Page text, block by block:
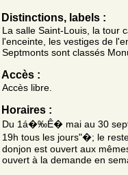
Distinctions, labels :
La salle Saint-Louis, la tour
l'enceinte, les vestiges de
Septmonts sont classés
Accès :
Accès libre.
Horaires :
Du 1á�‰Ê� mai au 30
19h tous les jours"�; le
donjon est ouvert aux
ouvert à la demande en